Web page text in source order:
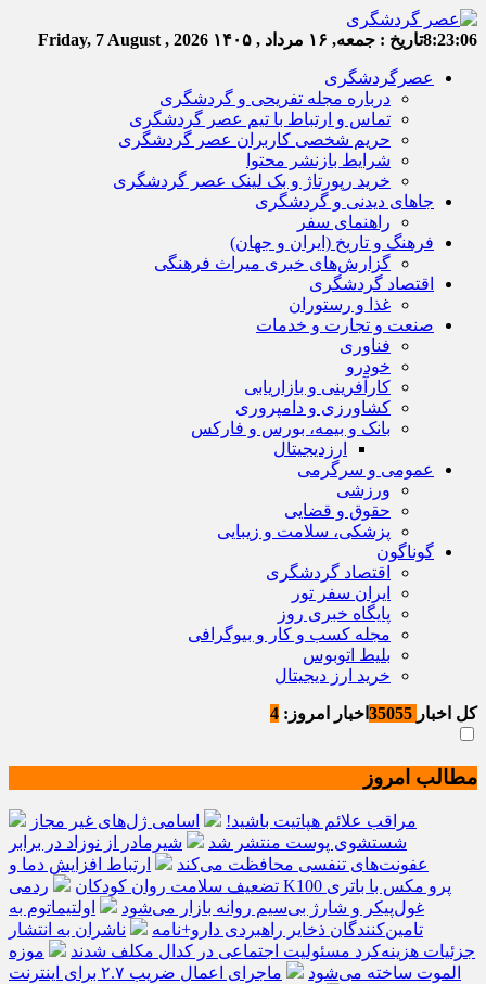
8:23:06تاریخ : جمعه, ۱۶ مرداد , ۱۴۰۵ Friday, 7 August , 2026
عصرگردشگری
درباره مجله تفریحی و گردشگری
تماس و ارتباط با تیم عصر گردشگری
حریم شخصی کاربران عصر گردشگری
شرایط بازنشر محتوا
خرید رپورتاژ و بک لینک عصر گردشگری
جاهای دیدنی و گردشگری
راهنمای سفر
فرهنگ و تاریخ (ایران و جهان)
گزارش‌های خبری میراث فرهنگی
اقتصاد گردشگری
غذا و رستوران
صنعت و تجارت و خدمات
فناوری
خودرو
کارآفرینی و بازاریابی
کشاورزی و دامپروری
بانک و بیمه، بورس و فارکس
ارزدیجیتال
عمومی و سرگرمی
ورزشی
حقوق و قضایی
پزشکی، سلامت و زیبایی
گوناگون
اقتصاد گردشگری
ایران سفر تور
پایگاه خبری روز
مجله کسب و کار و بیوگرافی
بلیط اتوبوس
خرید ارز دیجیتال
کل اخبار اخبار امروز: 4
مطالب امروز
مراقب علائم هپاتیت باشید!
اسامی ژل‌های غیر مجاز
شستشوی پوست منتشر شد
شیرمادر از نوزاد در برابر
عفونت‌های تنفسی محافظت می‌کند
ارتباط افزایش دما و
تضعیف سلامت روان کودکان
ردمی K100 پرو مکس با باتری
غول‌پیکر و شارژ بی‌سیم روانه بازار می‌شود
اولتیماتوم به
تامین‌کنندگان ذخایر راهبردی دارو+نامه
ناشران به انتشار
جزئیات هزینه‌کرد مسئولیت اجتماعی در کدال مکلف شدند
موزه
الموت ساخته می‌شود
ماجرای اعمال ضریب ۲.۷ برای اینترنت